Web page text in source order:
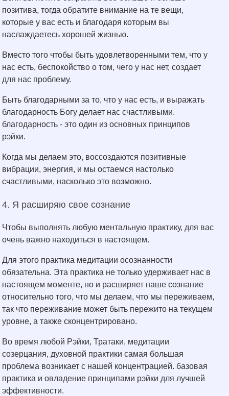
позитива, тогда обратите внимание на те вещи,
которые у вас есть и благодаря которым вы
наслаждаетесь хорошей жизнью.
Вместо того чтобы быть удовлетворенными тем, что у
нас есть, беспокойство о том, чего у нас нет, создает
для нас проблему.
Быть благодарными за то, что у нас есть, и выражать
благодарность Богу делает нас счастливыми.
благодарность - это один из основных принципов
рэйки.
Когда мы делаем это, воссоздаются позитивные
вибрации, энергия, и мы остаемся настолько
счастливыми, насколько это возможно.
4. Я расширяю свое сознание
Чтобы выполнять любую ментальную практику, для вас
очень важно находиться в настоящем.
Для этого практика медитации осознанности
обязательна. Эта практика не только удерживает нас в
настоящем моменте, но и расширяет наше сознание
относительно того, что мы делаем, что мы переживаем,
так что переживание может быть пережито на текущем
уровне, а также сконцентрировано.
Во время любой Рэйки, Тратаки, медитации
созерцания, духовной практики самая большая
проблема возникает с нашей концентрацией. базовая
практика и овладение принципами рэйки для лучшей
эффективности.